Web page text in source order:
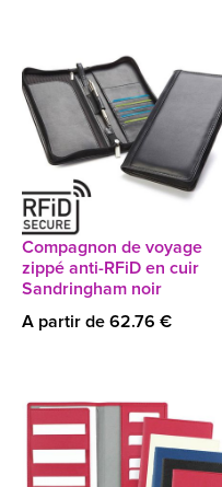
Compagnon de voyage
zippé anti-RFiD en cuir
Sandringham noir
A partir de 62.76 €